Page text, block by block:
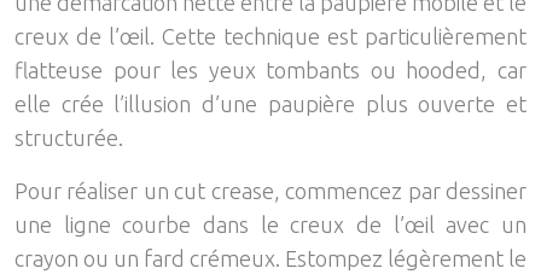
creux de l’œil. Cette technique est particulièrement
flatteuse pour les yeux tombants ou hooded, car
elle crée l’illusion d’une paupière plus ouverte et
structurée.
Pour réaliser un cut crease, commencez par dessiner
une ligne courbe dans le creux de l’œil avec un
crayon ou un fard crémeux. Estompez légèrement le